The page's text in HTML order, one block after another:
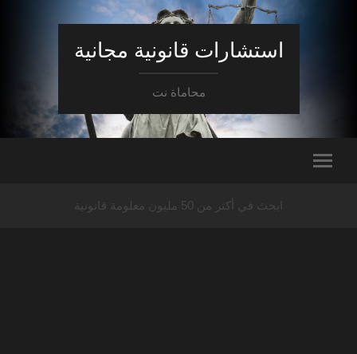
استشارات قانونية مجانية
محاماة نت
ابحث في أكثر من 50 مليون معلومة قانونية